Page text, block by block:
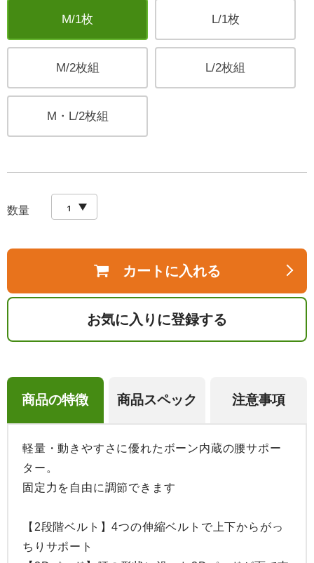
M/1枚 L/1枚
M/2枚組 L/2枚組
M・L/2枚組
数量
カートに入れる
お気に入りに登録する
商品の特徴 商品スペック 注意事項
軽量・動きやすさに優れたボーン内蔵の腰サポー
ター。
固定力を自由に調節できます
【2段階ベルト】4つの伸縮ベルトで上下からがっ
ちりサポート